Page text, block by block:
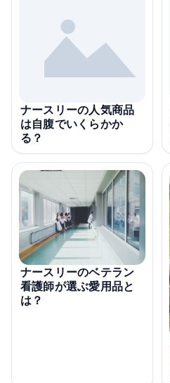
ナースリーの人気商品
は自腹でいくらかか
る？
ナースリーのベテラン
看護師が選ぶ愛用品と
は？